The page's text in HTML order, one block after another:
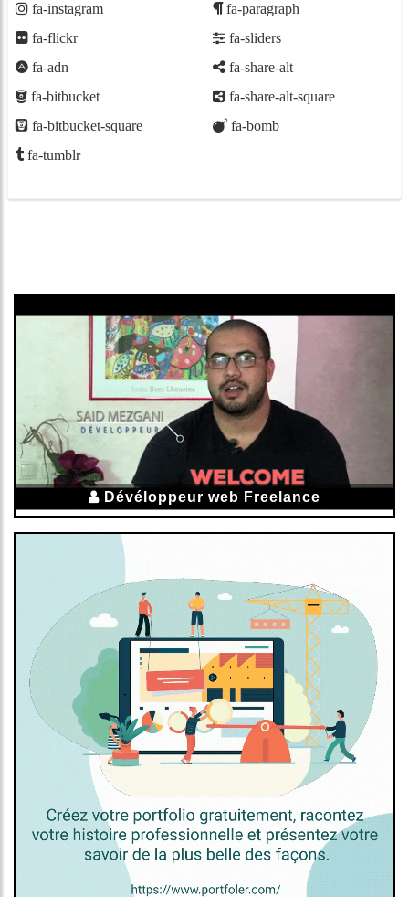
fa-instagram
fa-flickr
fa-adn
fa-bitbucket
fa-bitbucket-square
fa-tumblr
fa-paragraph
fa-sliders
fa-share-alt
fa-share-alt-square
fa-bomb
Dévéloppeur web Freelance